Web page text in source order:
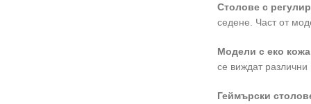
Столове с
седене. Част от
Модели с еко кожа
се виждат различни
Геймърски